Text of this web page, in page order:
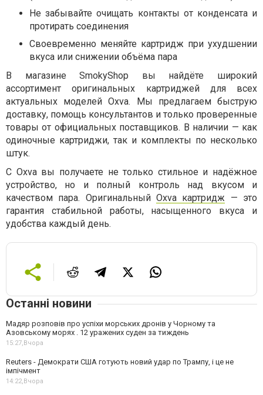
Не забывайте очищать контакты от конденсата и
протирать соединения
Своевременно меняйте картридж при ухудшении
вкуса или снижении объёма пара
В магазине SmokyShop вы найдёте широкий
ассортимент оригинальных картриджей для всех
актуальных моделей Oxva. Мы предлагаем быструю
доставку, помощь консультантов и только проверенные
товары от официальных поставщиков. В наличии — как
одиночные картриджи, так и комплекты по несколько
штук.
С Oxva вы получаете не только стильное и надёжное
устройство, но и полный контроль над вкусом и
качеством пара. Оригинальный Oxva картридж — это
гарантия стабильной работы, насыщенного вкуса и
удобства каждый день.
Останні новини
Мадяр розповів про успіхи морських дронів у Чорному та
Азовському морях . 12 уражених суден за тиждень
15:27,Вчора
Reuters - Демократи США готують новий удар по Трампу, і це не
імпічмент
14:22,Вчора